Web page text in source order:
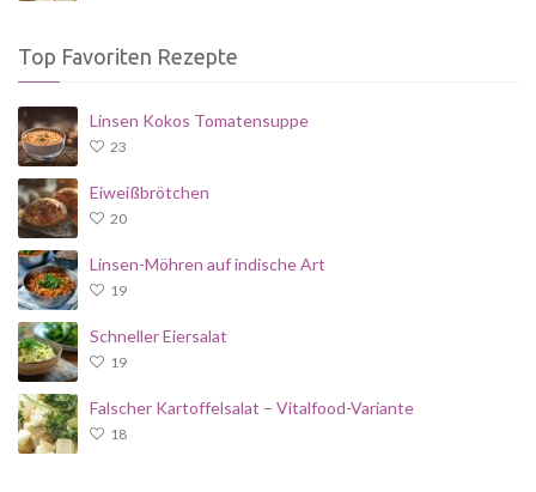
Top Favoriten Rezepte
Linsen Kokos Tomatensuppe
23
Eiweißbrötchen
20
Linsen-Möhren auf indische Art
19
Schneller Eiersalat
19
Falscher Kartoffelsalat – Vitalfood-Variante
18